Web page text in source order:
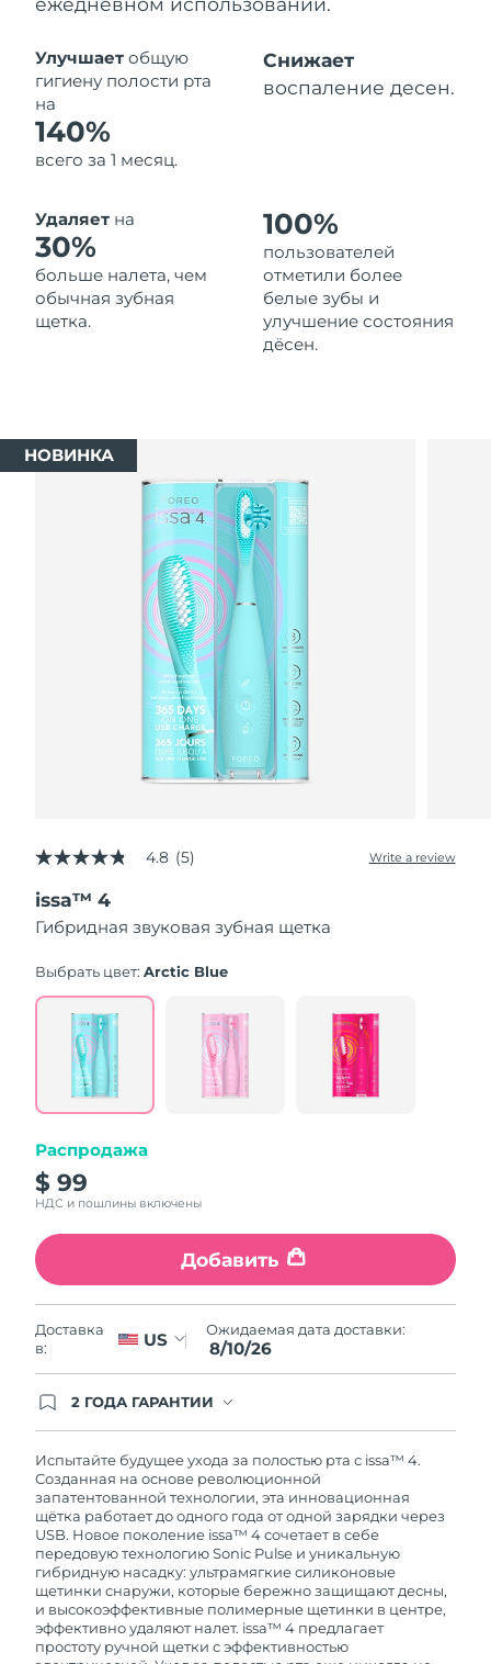
Улучшает общую
гигиену полости рта
на
140%
всего за 1 месяц.
Снижает
воспаление десен.
Удаляет на
30%
больше налета, чем
обычная зубная
щетка.
100%
пользователей
отметили более
белые зубы и
улучшение состояния
дёсен.
НОВИНКА
4.8
of
5
stars,
rating
Read
Reviews.
Same
page
4.8 (5) Write a review
issa™ 4
Гибридная звуковая зубная щетка
Выбрать цвет:Arctic Blue
Распродажа
$ 99
НДС и пошлины включены
Добавить
Доставка
в:
US Ожидаемая дата доставки:
8/10/26
2 ГОДА ГАРАНТИИ
Это означает, что если в течение 2-х лет со дня
покупки с продуктом возникнут проблемы,
FOREO заменит его бесплатно.
Испытайте будущее ухода за полостью рта с issa™ 4.
Созданная на основе революционной
запатентованной технологии, эта инновационная
щётка работает до одного года от одной зарядки через
USB. Новое поколение issa™ 4 сочетает в себе
передовую технологию Sonic Pulse и уникальную
гибридную насадку: ультрамягкие силиконовые
щетинки снаружи, которые бережно защищают десны,
и высокоэффективные полимерные щетинки в центре,
эффективно удаляют налет. issa™ 4 предлагает
простоту ручной щетки с эффективностью
Турция
Ожидаемая дата доставки
Великобритания
Ожидаемая дата доставки
Соединенные
Штаты
Ожидаемая дата доставки
8/10/26
Вьетнам